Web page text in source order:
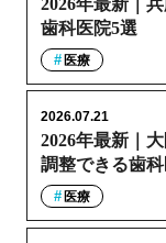
歯科医院5選
医療
2026年最新｜
調整できる歯
2026.07.21
医療